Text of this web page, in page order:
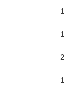
1
1
2
1